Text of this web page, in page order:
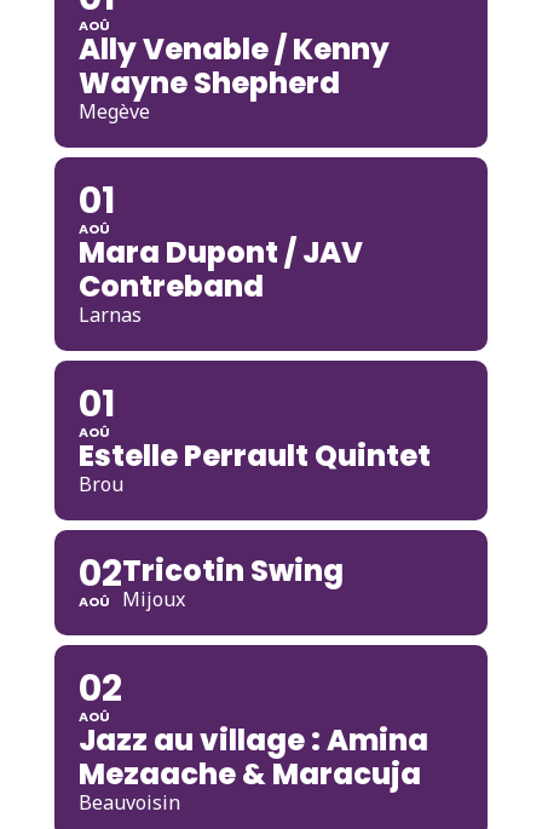
AOÛ
Ally Venable / Kenny
Wayne Shepherd
Megève
01
AOÛ
Mara Dupont / JAV
Contreband
Larnas
01
AOÛ
Estelle Perrault Quintet
Brou
02
AOÛ
Tricotin Swing
Mijoux
02
AOÛ
Jazz au village : Amina
Mezaache & Maracuja
Beauvoisin